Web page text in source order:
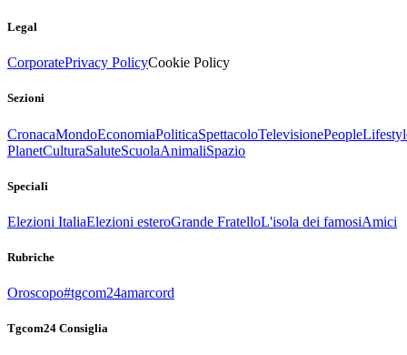
Legal
CorporatePrivacy PolicyCookie Policy
Sezioni
CronacaMondoEconomiaPoliticaSpettacoloTelevisionePeople
PlanetCulturaSaluteScuolaAnimaliSpazio
Speciali
Elezioni ItaliaElezioni esteroGrande FratelloL'isola dei famosiAmici
Rubriche
Oroscopo#tgcom24amarcord
Tgcom24 Consiglia